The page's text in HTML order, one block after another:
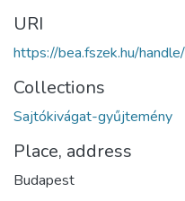
URI
https://bea.fszek.hu/
Collections
Sajtókivágat-gyűjtemény
Place, address
Budapest